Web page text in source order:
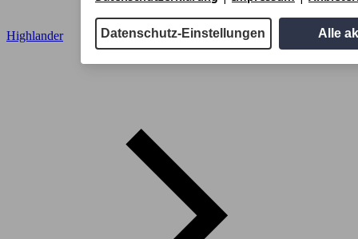
Datenschutz-Einstellungen Alle
Highlander